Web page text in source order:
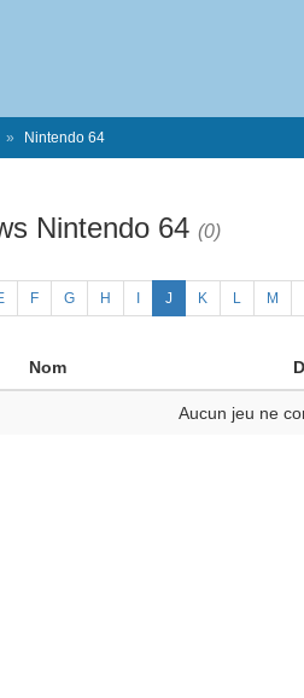
Nintendo 64
Nintendo 64 (0)
F G H J K L M
Nom
Aucun jeu ne